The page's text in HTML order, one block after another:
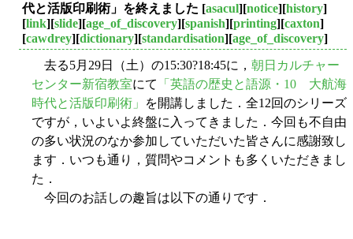
代と活版印刷術」を終えました [asacul][notice][history]
[link][slide][age_of_discovery][spanish][printing][caxton]
[cawdrey][dictionary][standardisation][age_of_discovery]
去る5月29日（土）の15:30?18:45に， 朝日カルチャー
センター新宿教室にて
「英語の歴史と語源・10 大航海
時代と活版印刷術」
を開講しました．全12回のシリーズ
ですが，いよいよ終盤に入ってきました．今回も不自由
の多い状況のなか参加していただいた皆さんに感謝致し
ます．いつも通り，質問やコメントも多くいただきまし
た．
今回のお話しの趣旨は以下の通りです．